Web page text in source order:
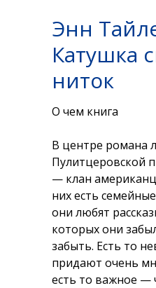
Энн
Катушка
ниток
О чем книга
В центре романа
Пулитцеровской
— клан
них есть
они любят
которых они
забыть. Есть то
придают очень
есть то важное —